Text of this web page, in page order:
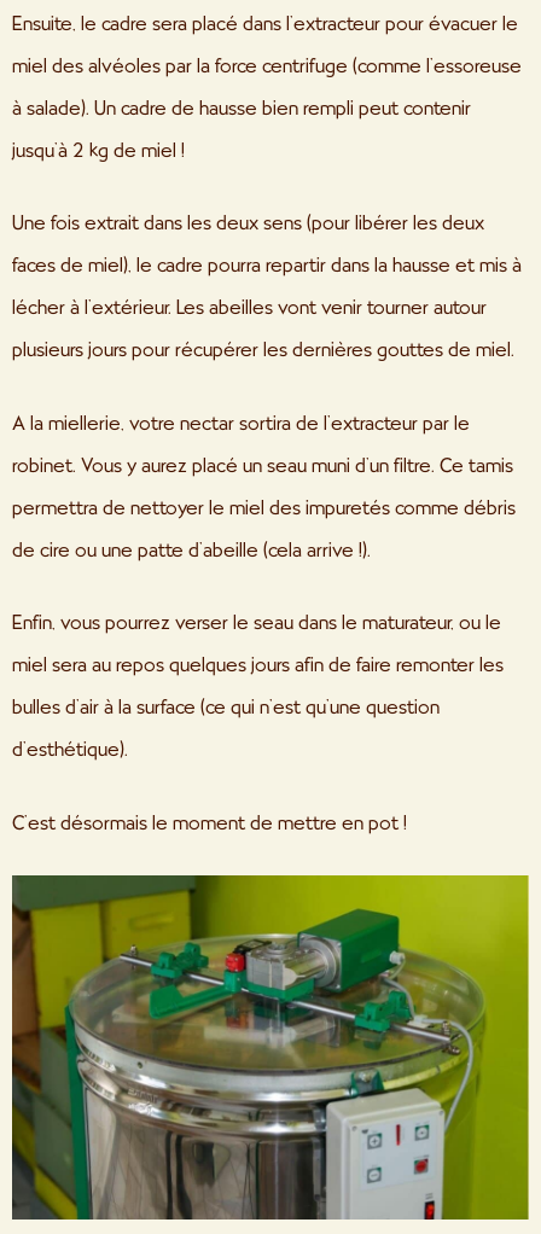
Ensuite, le cadre sera placé dans l’extracteur pour évacuer le
miel des alvéoles par la force centrifuge (comme l’essoreuse
à salade). Un cadre de hausse bien rempli peut contenir
jusqu’à 2 kg de miel !
Une fois extrait dans les deux sens (pour libérer les deux
faces de miel), le cadre pourra repartir dans la hausse et mis à
lécher à l’extérieur. Les abeilles vont venir tourner autour
plusieurs jours pour récupérer les dernières gouttes de miel.
A la miellerie, votre nectar sortira de l’extracteur par le
robinet. Vous y aurez placé un seau muni d’un filtre. Ce tamis
permettra de nettoyer le miel des impuretés comme débris
de cire ou une patte d’abeille (cela arrive !).
Enfin, vous pourrez verser le seau dans le maturateur, ou le
miel sera au repos quelques jours afin de faire remonter les
bulles d’air à la surface (ce qui n’est qu’une question
d’esthétique).
C’est désormais le moment de mettre en pot !